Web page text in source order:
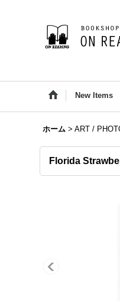
New Items
ホーム > ART /
Florida